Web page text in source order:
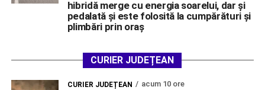
hibridă merge cu energia soarelui, dar și
pedalată și este folosită la cumpărături și
plimbări prin oraș
CURIER JUDEȚEAN
CURIER JUDEȚEAN acum 10 ore